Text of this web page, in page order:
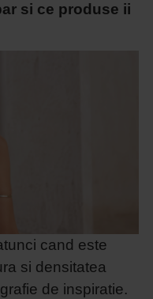
si ce produse ii
cand este
si densitatea
de inspiratie.